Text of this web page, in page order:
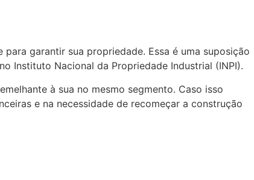
garantir sua propriedade. Essa é uma suposição
Instituto Nacional da Propriedade Industrial (INPI).
à sua no mesmo segmento. Caso isso
e na necessidade de recomeçar a construção